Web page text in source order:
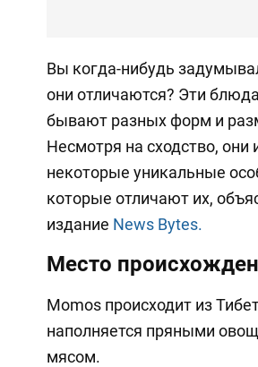
Вы когда-нибудь
они отличаются? Эти
бывают разных форм и
Несмотря на сходство, они
некоторые уникальные
которые отличают их,
издание News Bytes.
Место
Momos происходит из
наполняется пряными
мясом.